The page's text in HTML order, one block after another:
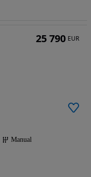
Manual
25 790 EUR